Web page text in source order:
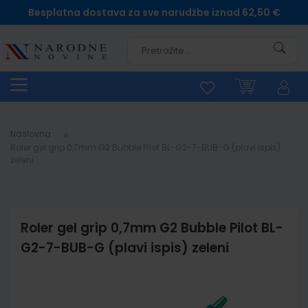
Besplatna dostava za sve narudžbe iznad 62,50 €
Naslovna
Roler gel grip 0,7mm G2 Bubble Pilot BL-
G2-7-BUB-G (plavi ispis) zeleni